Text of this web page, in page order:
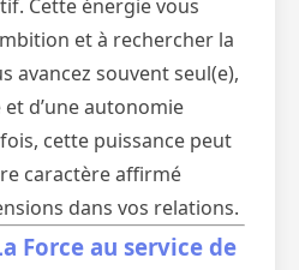
Cette énergie vous
et à rechercher la
avancez souvent seul(e),
d’une autonomie
cette puissance peut
caractère affirmé
dans vos relations.
Force au service de